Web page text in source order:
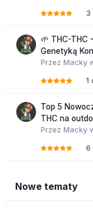
3
🌱 THC-THC
Genetyką
Przez Macky
1
Top 5
THC na
Przez Macky
6
Nowe tematy